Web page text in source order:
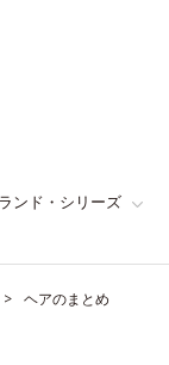
ンド・シリーズ
ヘアのまとめ